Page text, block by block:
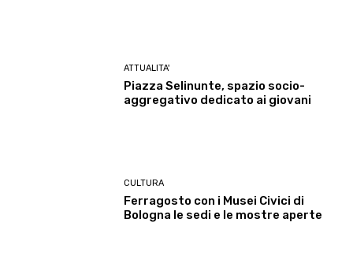
ATTUALITA'
Piazza Selinunte, spazio socio-
aggregativo dedicato ai giovani
CULTURA
Ferragosto con i Musei Civici di
Bologna le sedi e le mostre aperte